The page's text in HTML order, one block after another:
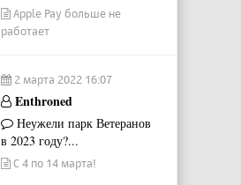
Apple Pay больше не
работает
2 марта 2022 16:07
Enthroned
Неужели парк Ветеранов
в 2023 году?...
С 4 по 14 марта!